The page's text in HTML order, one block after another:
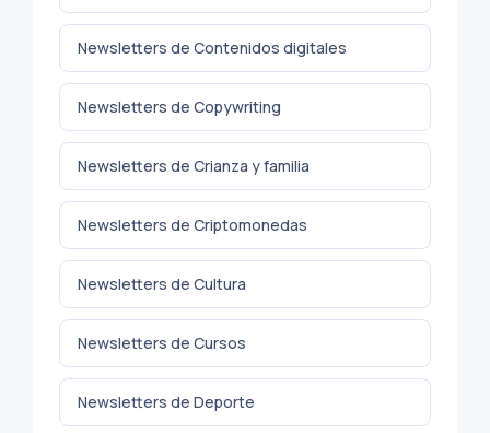
Newsletters de Contenidos digitales
Newsletters de Copywriting
Newsletters de Crianza y familia
Newsletters de Criptomonedas
Newsletters de Cultura
Newsletters de Cursos
Newsletters de Deporte